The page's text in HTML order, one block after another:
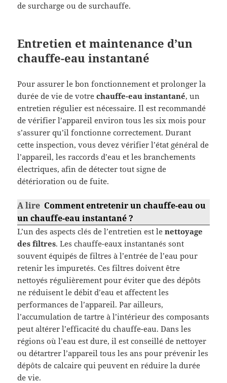
de surcharge ou de surchauffe.
Entretien et maintenance d’un
chauffe-eau instantané
Pour assurer le bon fonctionnement et prolonger la
durée de vie de votrechauffe-eau instantané, un
entretien régulier est nécessaire. Il est recommandé
de vérifier l’appareil environ tous les six mois pour
s’assurer qu’il fonctionne correctement. Durant
cette inspection, vous devez vérifier l’état général de
l’appareil, les raccords d’eau et les branchements
électriques, afin de détecter tout signe de
détérioration ou de fuite.
A lire Comment entretenir un chauffe-eau ou
un chauffe-eau instantané ?
L’un des aspects clés de l’entretien est lenettoyage
des filtres. Les chauffe-eaux instantanés sont
souvent équipés de filtres à l’entrée de l’eau pour
retenir les impuretés. Ces filtres doivent être
nettoyés régulièrement pour éviter que des dépôts
ne réduisent le débit d’eau et affectent les
performances de l’appareil. Par ailleurs,
l’accumulation de tartre à l’intérieur des composants
peut altérer l’efficacité du chauffe-eau. Dans les
régions où l’eau est dure, il est conseillé de nettoyer
ou détartrer l’appareil tous les ans pour prévenir les
dépôts de calcaire qui peuvent en réduire la durée
de vie.